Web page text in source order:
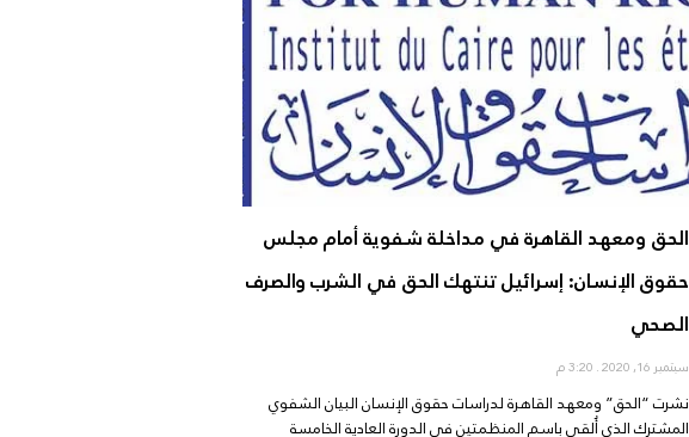
الحق ومعهد القاهرة في مداخلة شفوية أمام مجلس
حقوق الإنسان: إسرائيل تنتهك الحق في الشرب والصرف
الصحي
سبتمبر 16, 2020
نشرت “الحق” ومعهد القاهرة لدراسات حقوق الإنسان البيان الشفوي
المشترك الذي أُلقي باسم المنظمتين في الدورة العادية الخامسة